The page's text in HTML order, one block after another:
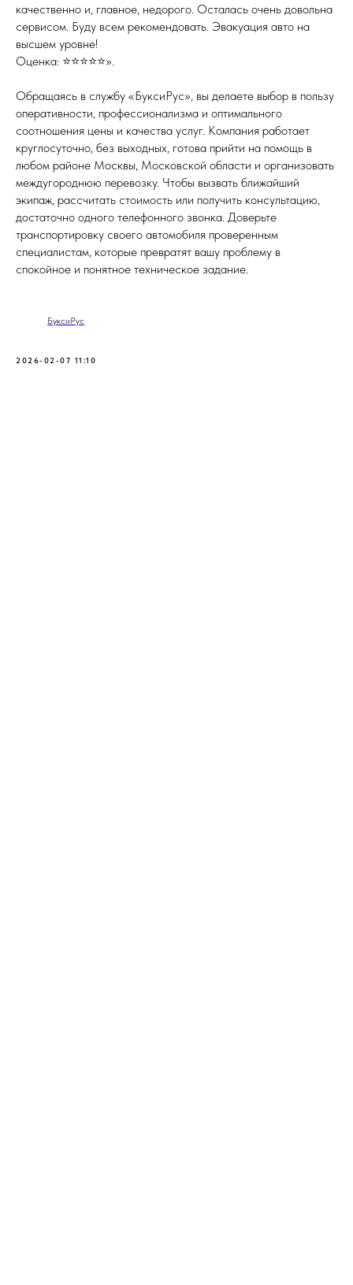
качественно и, главное, недорого. Осталась очень довольна
сервисом. Буду всем рекомендовать. Эвакуация авто на
высшем уровне!
Оценка: ⭐⭐⭐⭐⭐».
Обращаясь в службу «БуксиРус», вы делаете выбор в пользу
оперативности, профессионализма и оптимального
соотношения цены и качества услуг. Компания работает
круглосуточно, без выходных, готова прийти на помощь в
любом районе Москвы, Московской области и организовать
междугороднюю перевозку. Чтобы вызвать ближайший
экипаж, рассчитать стоимость или получить консультацию,
достаточно одного телефонного звонка. Доверьте
транспортировку своего автомобиля проверенным
специалистам, которые превратят вашу проблему в
спокойное и понятное техническое задание.
БуксиРус
2026-02-07 11:10